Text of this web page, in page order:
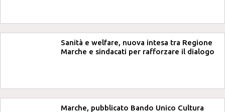
Sanità e welfare, nuova intesa tra Regione
Marche e sindacati per rafforzare il dialogo
Marche, pubblicato Bando Unico Cultura